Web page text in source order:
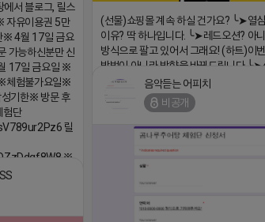
에서 블로그, 릴스
자유이용권 5만
4월 17일 금요
가능하신분만 신
17일 금요일 ※
체험불가요일※
기한※ 방문 후
험단
릴
※
가능 체험권
니다.
(선물)쇼핑몰 계속 하실 건가요? ╰➤열
이유? 딱 하나입니다. ╰➤레드오션? 아
방식으로 팔고 있어서 그래요! (하트)이
방법이 아니라 방향을 바꿔드립니다
녁9시 ╰➤지금 구조를 바꿀 마지막 기회
https://blog.naver.com/
음악듣는 어피치
비공개